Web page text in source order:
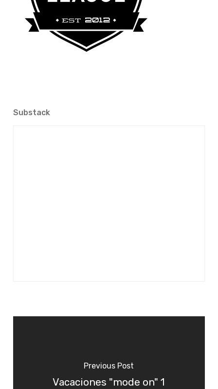
Substack
Previous Post
Vacaciones "mode on" 1